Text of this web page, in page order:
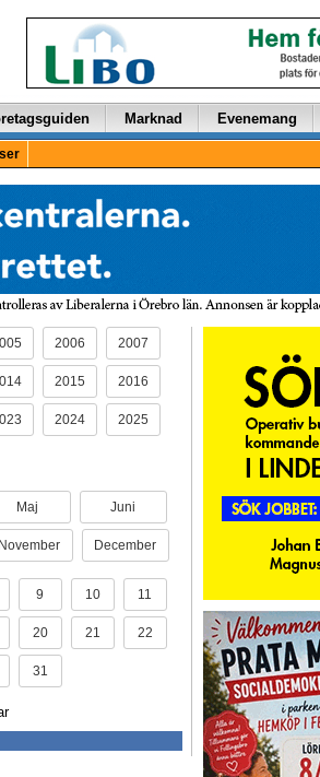
Marknad Evenemang
2006 2007
2015 2016
2024 2025
Maj Juni
November December
9 10 11
20 21 22
31